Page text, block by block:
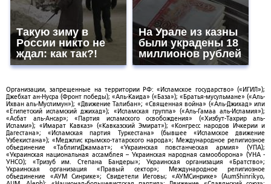
Такую зиму в
России никто не
ждал: как так?!
На Урале из казны
были украдены 18
миллионов рублей
Организации, запрещенные на территории РФ: «Исламское государство» («ИГИЛ»);
Джебхат ан-Нусра (Фронт победы); «Аль-Каида» («База»); «Братья-мусульмане» («Аль-
Ихван аль-Муслимун»); «Движение Талибан»; «Священная война» («Аль-Джихад» или
«Египетский исламский джихад»); «Исламская группа» («Аль-Гамаа аль-Исламия»);
«Асбат аль-Ансар»; «Партия исламского освобождения» («Хизбут-Тахрир аль-
Ислами»); «Имарат Кавказ» («Кавказский Эмират»); «Конгресс народов Ичкерии и
Дагестана»; «Исламская партия Туркестана» (бывшее «Исламское движение
Узбекистана»); «Меджлис крымско-татарского народа»; Международное религиозное
объединение «ТаблигиДжамаат»; «Украинская повстанческая армия» (УПА);
«Украинская национальная ассамблея – Украинская народная самооборона» (УНА -
УНСО); «Тризуб им. Степана Бандеры»; Украинская организация «Братство»;
Украинская организация «Правый сектор»; Международное религиозное
объединение «АУМ Синрике»; Свидетели Иеговы; «АУМСинрике» (AumShinrikyo,